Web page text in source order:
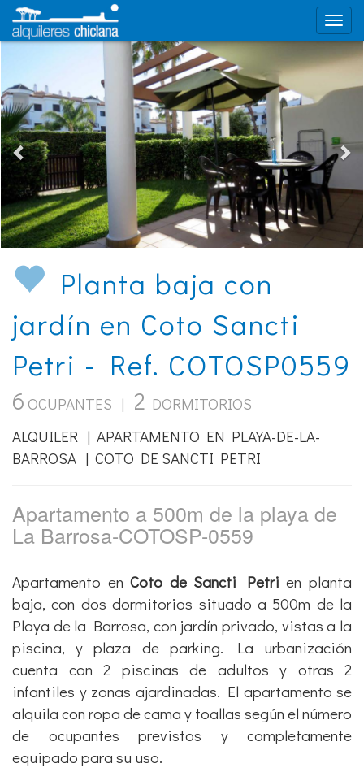
Planta baja con
jardín en Coto Sancti
Petri - Ref. COTOSP0559
6 OCUPANTES | 2 DORMITORIOS
ALQUILER | APARTAMENTO EN PLAYA-DE-LA-
BARROSA | COTO DE SANCTI PETRI
Apartamento a 500m de la playa de
La Barrosa-COTOSP-0559
Apartamento enCoto de Sancti Petri en planta
baja, con dos dormitorios situado a 500m de la
Playa de la Barrosa, con jardín privado, vistas a la
piscina, y plaza de parking. La urbanización
cuenta con 2 piscinas de adultos y otras 2
infantiles y zonas ajardinadas. El apartamento se
alquila con ropa de cama y toallas según el número
de ocupantes previstos y completamente
equipado para su uso.